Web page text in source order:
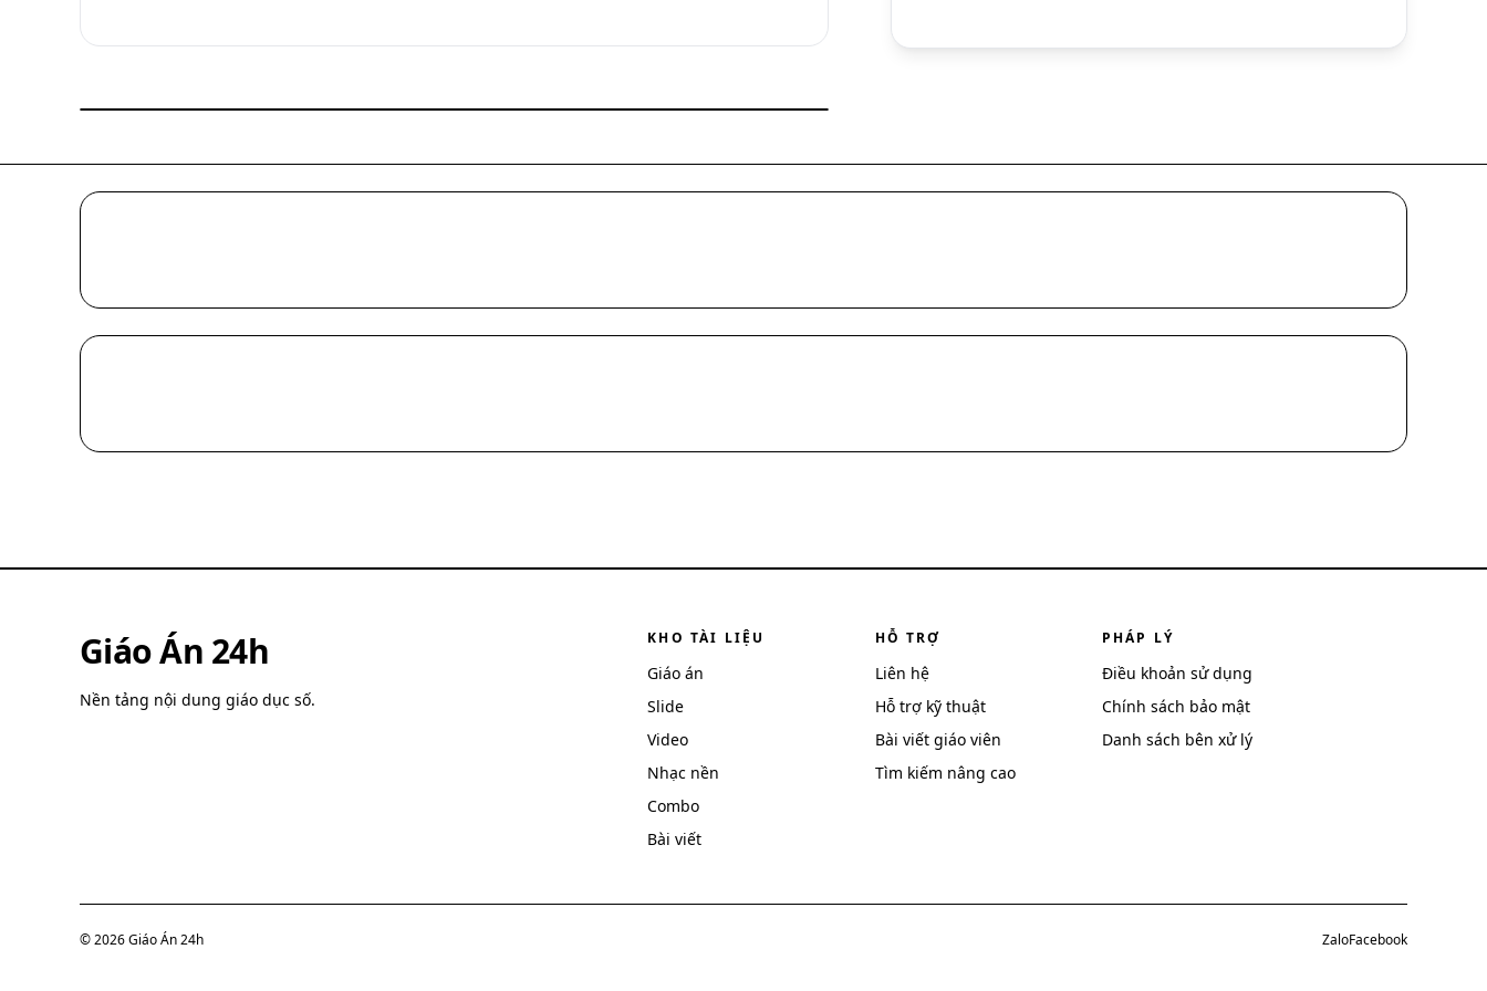
Giáo Án 24h
Nền tảng nội dung giáo dục số.
KHO TÀI LIỆU
Giáo án
Slide
Video
Nhạc nền
Combo
Bài viết
HỖ TRỢ
Liên hệ
Hỗ trợ kỹ thuật
Bài viết giáo viên
Tìm kiếm nâng cao
PHÁP LÝ
Điều khoản sử dụng
Chính sách bảo mật
Danh sách bên xử lý
©2026Giáo Án 24h ZaloFacebook